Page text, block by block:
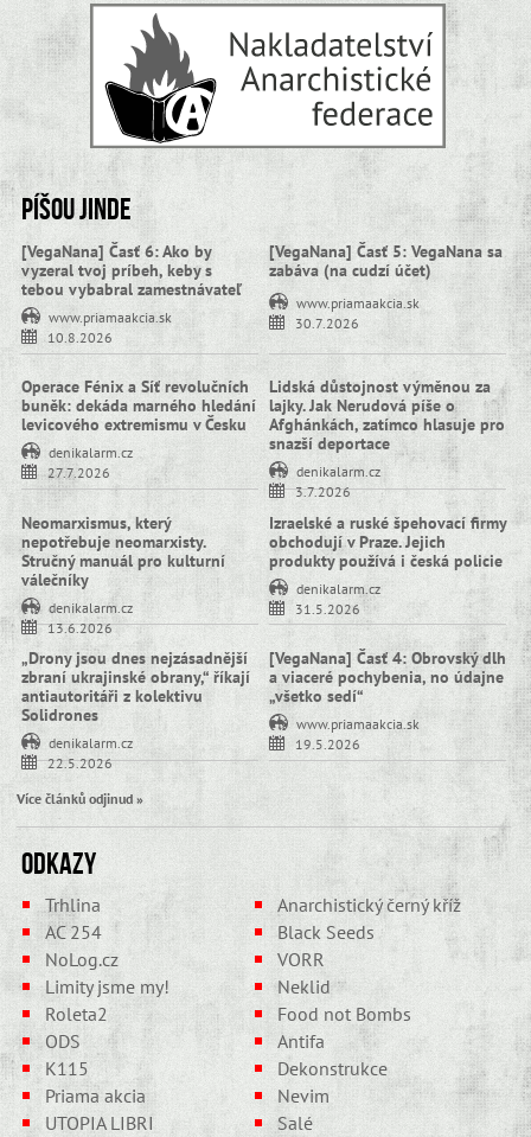
Píšou jinde
[VegaNana] Časť 6: Ako by
vyzeral tvoj príbeh, keby s
tebou vybabral zamestnávateľ
www.priamaakcia.sk
10.8.2026
[VegaNana] Časť 5: VegaNana sa
zabáva (na cudzí účet)
www.priamaakcia.sk
30.7.2026
Operace Fénix a Síť revolučních
buněk: dekáda marného hledání
levicového extremismu v Česku
denikalarm.cz
27.7.2026
Lidská důstojnost výměnou za
lajky. Jak Nerudová píše o
Afghánkách, zatímco hlasuje pro
snazší deportace
denikalarm.cz
3.7.2026
Neomarxismus, který
nepotřebuje neomarxisty.
Stručný manuál pro kulturní
válečníky
denikalarm.cz
13.6.2026
Izraelské a ruské špehovací firmy
obchodují v Praze. Jejich
produkty používá i česká policie
denikalarm.cz
31.5.2026
„Drony jsou dnes nejzásadnější
zbraní ukrajinské obrany,“ říkají
antiautoritáři z kolektivu
Solidrones
denikalarm.cz
22.5.2026
[VegaNana] Časť 4: Obrovský dlh
a viaceré pochybenia, no údajne
„všetko sedí“
www.priamaakcia.sk
19.5.2026
Více článků odjinud »
Odkazy
Trhlina
Anarchistický černý kříž
AC 254
Black Seeds
NoLog.cz
VORR
Limity jsme my!
Neklid
Roleta2
Food not Bombs
ODS
Antifa
K115
Dekonstrukce
Priama akcia
Nevim
UTOPIA LIBRI
Salé